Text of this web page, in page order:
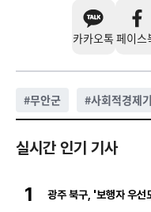
카카오톡 페이스
#무안군 #사회적경제
실시간 인기 기사
1 광주 북구, '보행자 우선